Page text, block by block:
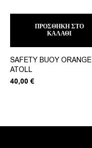
ΠΡΟΣΘΉΚΗ ΣΤΟ
ΚΑΛΆΘΙ
SAFETY BUOY ORANGE
ATOLL
40,00 €